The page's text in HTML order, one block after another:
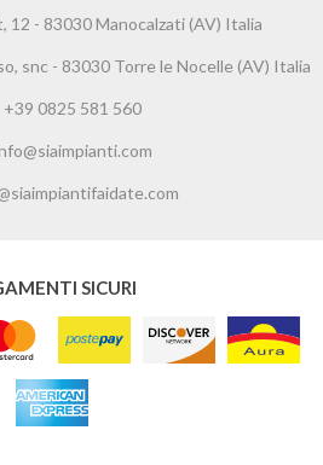
12 - 83030 Manocalzati (AV) Italia
snc - 83030 Torre le Nocelle (AV) Italia
+39 0825 581 560
SICURI